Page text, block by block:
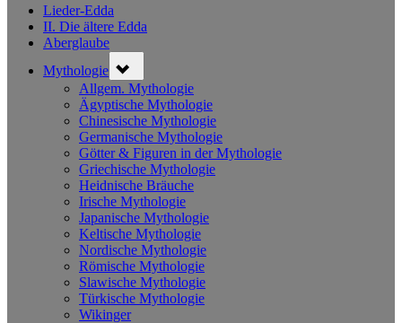
Lieder-Edda
II. Die ältere Edda
Aberglaube
Mythologie sub-
menu
Allgem. Mythologie
Ägyptische Mythologie
Chinesische Mythologie
Germanische Mythologie
Götter & Figuren in der Mythologie
Griechische Mythologie
Heidnische Bräuche
Irische Mythologie
Japanische Mythologie
Keltische Mythologie
Nordische Mythologie
Römische Mythologie
Slawische Mythologie
Türkische Mythologie
Wikinger